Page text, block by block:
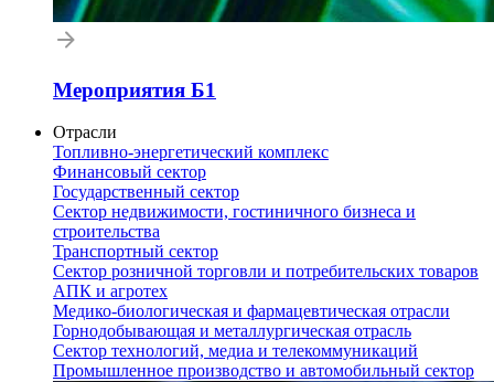
Мероприятия Б1
Отрасли
Топливно-энергетический комплекс
Финансовый сектор
Государственный сектор
Сектор недвижимости, гостиничного бизнеса и
строительства
Транспортный сектор
Сектор розничной торговли и потребительских товаров
АПК и агротех
Медико-биологическая и фармацевтическая отрасли
Горнодобывающая и металлургическая отрасль
Сектор технологий, медиа и телекоммуникаций
Промышленное производство и автомобильный сектор